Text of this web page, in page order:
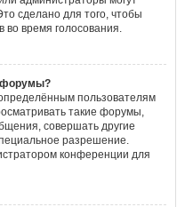
сделано для того, чтобы
во время голосования.
форумы?
пользователям
такие форумы,
совершать другие
разрешение.
конференции для